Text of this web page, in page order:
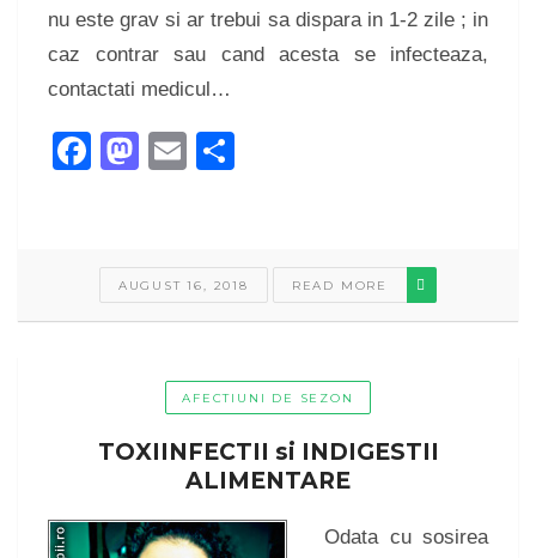
nu este grav si ar trebui sa dispara in 1-2 zile ; in
caz contrar sau cand acesta se infecteaza,
contactati medicul…
Facebook
Mastodon
Email
AUGUST 16, 2018 READ MORE
AFECTIUNI DE SEZON
TOXIINFECTII si INDIGESTII
ALIMENTARE
Odata cu sosirea